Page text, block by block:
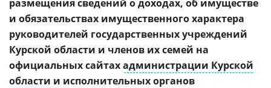
размещения сведений о доходах, об имуществе
и обязательствах имущественного характера
руководителей государственных учреждений
Курской области и членов их семей на
официальных сайтахадминистрации Курской
области и исполнительных органов